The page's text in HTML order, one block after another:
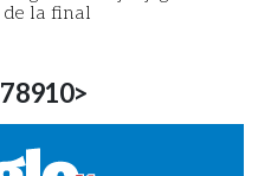
de la final
78910>